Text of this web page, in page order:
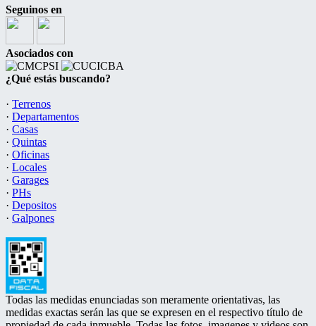
Seguinos en
Asociados con
¿Qué estás buscando?
· Terrenos
· Departamentos
· Casas
· Quintas
· Oficinas
· Locales
· Garages
· PHs
· Depositos
· Galpones
Todas las medidas enunciadas son meramente orientativas, las
medidas exactas serán las que se expresen en el respectivo título de